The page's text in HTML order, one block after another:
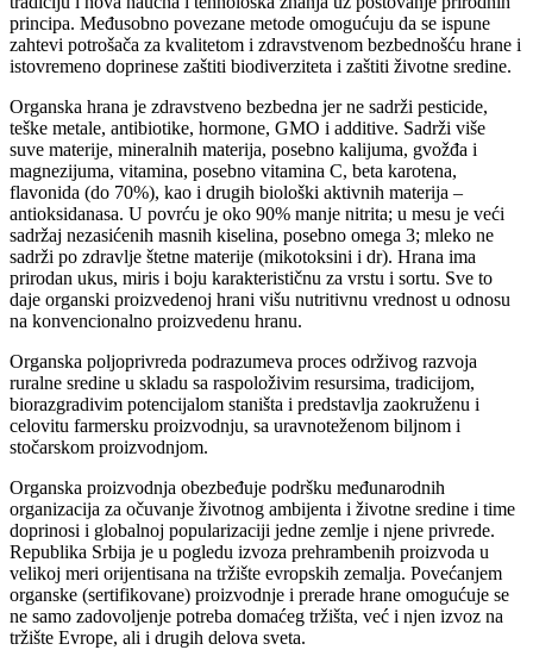
principa. Međusobno povezane metode omogućuju da se ispune
zahtevi potrošača za kvalitetom i zdravstvenom bezbednošću hrane i
istovremeno doprinese zaštiti biodiverziteta i zaštiti životne sredine.
Organska hrana je zdravstveno bezbedna jer ne sadrži pesticide,
teške metale, antibiotike, hormone, GMO i additive. Sadrži više
suve materije, mineralnih materija, posebno kalijuma, gvožđa i
magnezijuma, vitamina, posebno vitamina C, beta karotena,
flavonida (do 70%), kao i drugih biološki aktivnih materija –
antioksidanasa. U povrću je oko 90% manje nitrita; u mesu je veći
sadržaj nezasićenih masnih kiselina, posebno omega 3; mleko ne
sadrži po zdravlje štetne materije (mikotoksini i dr). Hrana ima
prirodan ukus, miris i boju karakterističnu za vrstu i sortu. Sve to
daje organski proizvedenoj hrani višu nutritivnu vrednost u odnosu
na konvencionalno proizvedenu hranu.
Organska poljoprivreda podrazumeva proces održivog razvoja
ruralne sredine u skladu sa raspoloživim resursima, tradicijom,
biorazgradivim potencijalom staništa i predstavlja zaokruženu i
celovitu farmersku proizvodnju, sa uravnoteženom biljnom i
stočarskom proizvodnjom.
Organska proizvodnja obezbeđuje podršku međunarodnih
organizacija za očuvanje životnog ambijenta i životne sredine i time
doprinosi i globalnoj popularizaciji jedne zemlje i njene privrede.
Republika Srbija je u pogledu izvoza prehrambenih proizvoda u
velikoj meri orijentisana na tržište evropskih zemalja. Povećanjem
organske (sertifikovane) proizvodnje i prerade hrane omogućuje se
ne samo zadovoljenje potreba domaćeg tržišta, već i njen izvoz na
tržište Evrope, ali i drugih delova sveta.